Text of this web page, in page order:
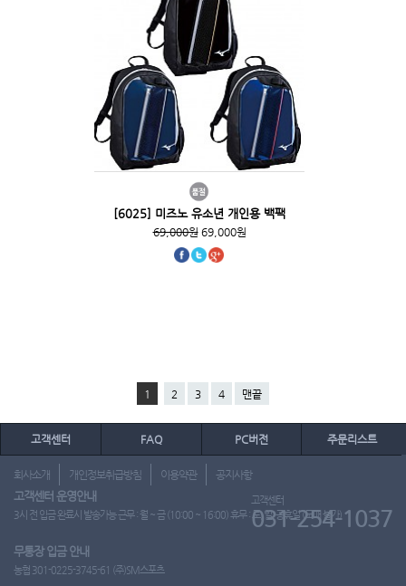
[6025] 미즈노 유소년 개인용 백팩
69,000원69,000원
1 2 3 4 맨끝
고객센터 FAQ PC버전 주문리스트
회사소개 개인정보취급방침 이용약관 공지사항
고객센터 운영안내
3시 전 입금 완료시 발송가능 근무 : 월 ~ 금 (10:00 ~ 16:00) 휴무 : 토, 일, 공휴일 (도매 불가)
고객센터
031-254-1037
무통장 입금 안내
농협 301-0225-3745-61 (주)SM스포츠